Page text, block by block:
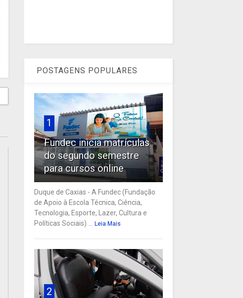
POSTAGENS POPULARES
1
Fundec inicia matrículas
do segundo semestre
para cursos online
Duque de Caxias - A Fundec (Fundação
de Apoio à Escola Técnica, Ciência,
Tecnologia, Esporte, Lazer, Cultura e
Políticas Sociais) ...
Leia Mais
2